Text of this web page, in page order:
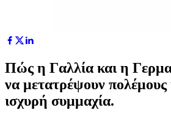
Πώς η Γαλλία και η
να μετατρέψουν πολέμους
ισχυρή συμμαχία.